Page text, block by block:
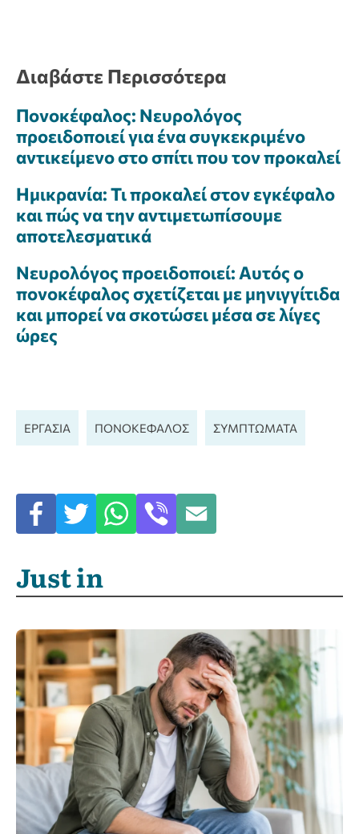
Διαβάστε Περισσότερα
Πονοκέφαλος: Νευρολόγος
προειδοποιεί για ένα συγκεκριμένο
αντικείμενο στο σπίτι που τον προκαλεί
Ημικρανία: Τι προκαλεί στον εγκέφαλο
και πώς να την αντιμετωπίσουμε
αποτελεσματικά
Νευρολόγος προειδοποιεί: Αυτός ο
πονοκέφαλος σχετίζεται με μηνιγγίτιδα
και μπορεί να σκοτώσει μέσα σε λίγες
ώρες
ΕΡΓΑΣΙΑ ΠΟΝΟΚΕΦΑΛΟΣ ΣΥΜΠΤΏΜΑΤΑ
Just in